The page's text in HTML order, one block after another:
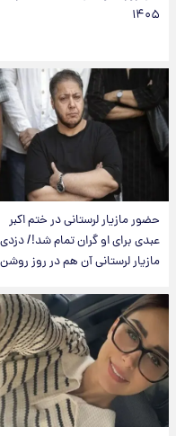
۱۴۰۵
حضور مازیار لرستانی در ختم اکبر
عبدی برای او گران تمام شد!/ دزدی از
مازیار لرستانی آن هم در روز روشن